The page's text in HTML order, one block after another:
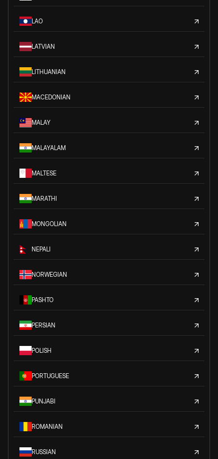
LAO
LATVIAN
LITHUANIAN
MACEDONIAN
MALAY
MALAYALAM
MALTESE
MARATHI
MONGOLIAN
NEPALI
NORWEGIAN
PASHTO
PERSIAN
POLISH
PORTUGUESE
PUNJABI
ROMANIAN
RUSSIAN